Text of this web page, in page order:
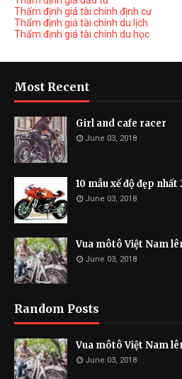
Thẩm định giá tài chính định cư
Thẩm định giá tài chính du lịch
Thẩm định giá tài chính du học
Most Recent
Girl and cafe racer
June 03, 2018
10 mẫu xế độ đẹp nhất
June 03, 2018
Vua môtô Việt Nam
June 03, 2018
Random Posts
Vua môtô Việt Nam
June 03, 2018